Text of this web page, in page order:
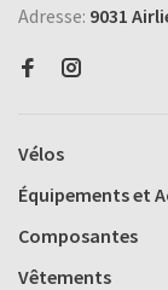
Adresse: 9031
Vélos
Équipements et
Composantes
Vêtements